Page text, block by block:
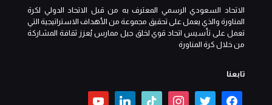
الاتحاد السعودي الرسمي المعترف به من قبل الاتحاد الدولي لكرة
المناورة والذي يعمل على تحقيق مجموعة من الأهداف الاستراتيجية التي
تعمل على تأسيس اتحاد قوي لخلق جيل ممارس يُعزز ثقافة المشاركة
من خلال كرة المناورة
تابعنا